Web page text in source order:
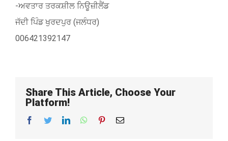
-ਅਵਤਾਰ ਤਰਕਸ਼ੀਲ ਨਿਊਜ਼ੀਲੈਂਡ
ਜੱਦੀ ਪਿੰਡ ਖੁਰਦਪੁਰ (ਜਲੰਧਰ)
006421392147
Share This Article, Choose Your
Platform!
Facebook
TwitterLinkedInWhatsApp
PinterestEmail